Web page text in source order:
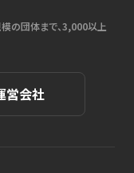
の団体まで、3,000以上
営会社